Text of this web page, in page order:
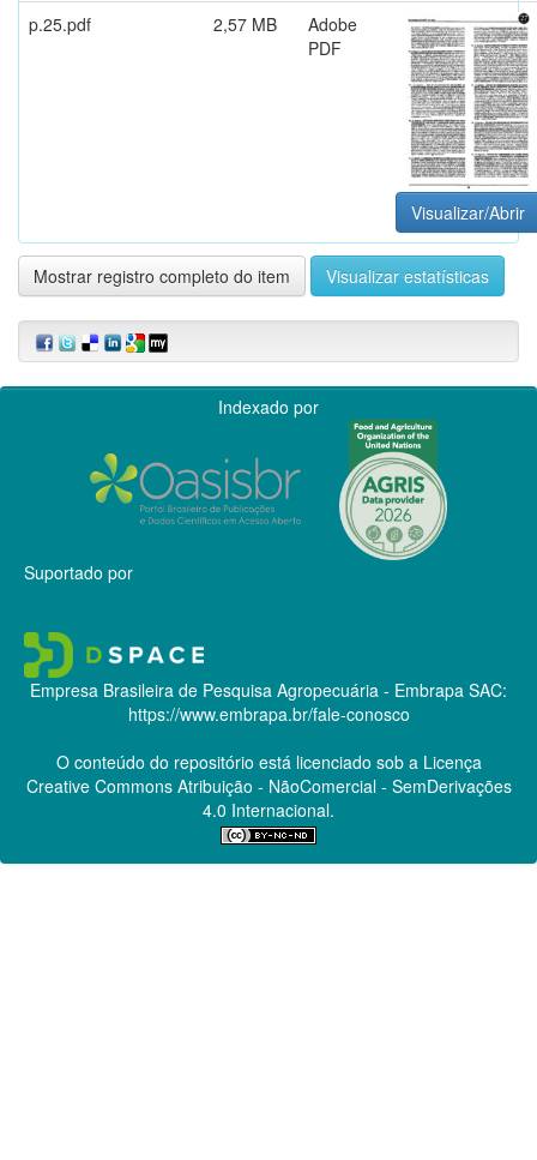
p.25.pdf
2,57 MB
Adobe
PDF
Visualizar/Abrir
Mostrar registro completo do item Visualizar estatísticas
Indexado por
Suportado por
Empresa Brasileira de Pesquisa Agropecuária - Embrapa SAC:
https://www.embrapa.br/fale-conosco
O conteúdo do repositório está licenciado sob a Licença
Creative CommonsAtribuição - NãoComercial - SemDerivações
4.0 Internacional.